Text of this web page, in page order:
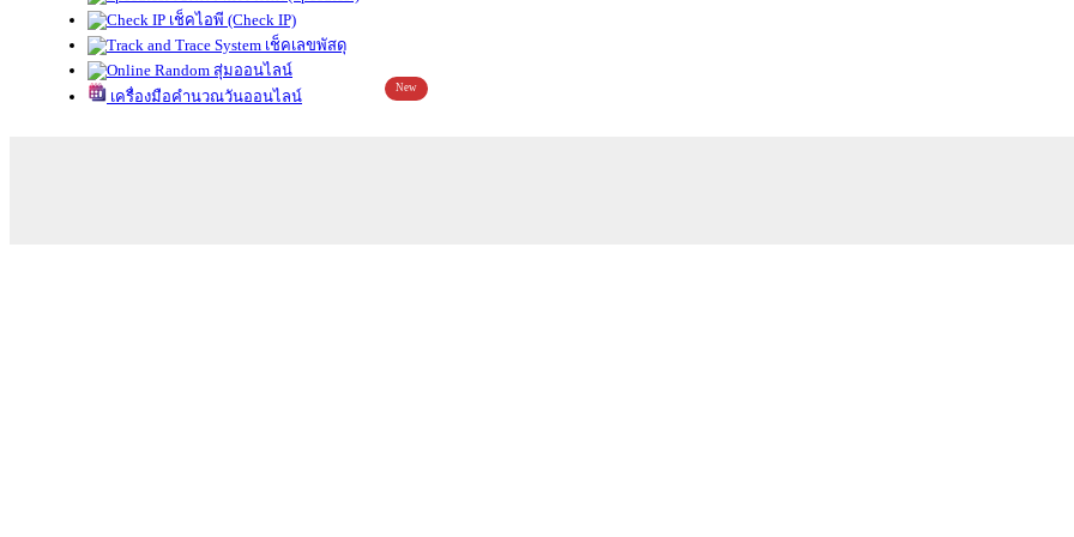
เช็คไอพี (Check IP)
เช็คเลขพัสดุ
สุ่มออนไลน์
เครื่องมือคำนวณวันออนไลน์
New